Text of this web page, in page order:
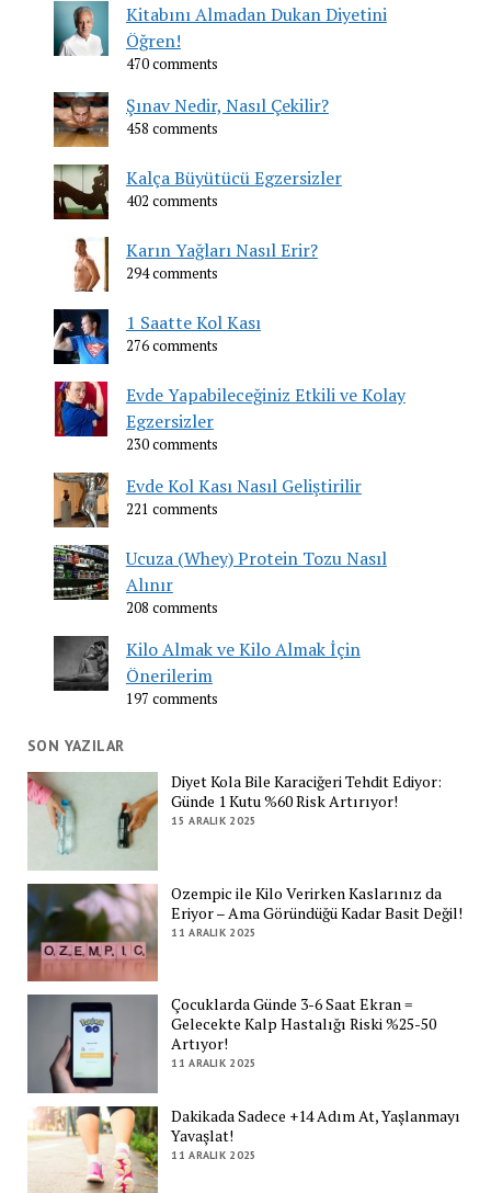
Kitabını Almadan Dukan Diyetini
Öğren!
470 comments
Şınav Nedir, Nasıl Çekilir?
458 comments
Kalça Büyütücü Egzersizler
402 comments
Karın Yağları Nasıl Erir?
294 comments
1 Saatte Kol Kası
276 comments
Evde Yapabileceğiniz Etkili ve Kolay
Egzersizler
230 comments
Evde Kol Kası Nasıl Geliştirilir
221 comments
Ucuza (Whey) Protein Tozu Nasıl
Alınır
208 comments
Kilo Almak ve Kilo Almak İçin
Önerilerim
197 comments
SON YAZILAR
Diyet Kola Bile Karaciğeri Tehdit Ediyor:
Günde 1 Kutu %60 Risk Artırıyor!
15 ARALIK 2025
Ozempic ile Kilo Verirken Kaslarınız da
Eriyor – Ama Göründüğü Kadar Basit Değil!
11 ARALIK 2025
Çocuklarda Günde 3-6 Saat Ekran =
Gelecekte Kalp Hastalığı Riski %25-50
Artıyor!
11 ARALIK 2025
Dakikada Sadece +14 Adım At, Yaşlanmayı
Yavaşlat!
11 ARALIK 2025